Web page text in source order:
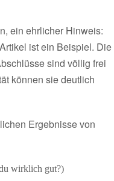
ein ehrlicher Hinweis:
ist ein Beispiel. Die
sind völlig frei
können sie deutlich
Ergebnisse von
wirklich gut?)